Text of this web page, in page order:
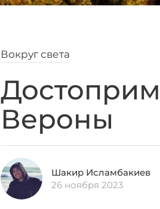
Вокруг света
Вероны
Шакир Исламбакиев
26 ноября 2023